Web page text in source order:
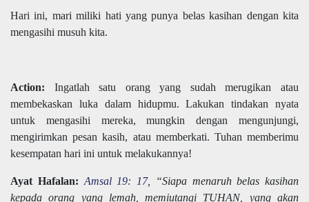
Hari ini, mari miliki hati yang punya belas kasihan dengan kita
mengasihi musuh kita.
Action: Ingatlah satu orang yang sudah merugikan atau
membekaskan luka dalam hidupmu. Lakukan tindakan nyata
untuk mengasihi mereka, mungkin dengan mengunjungi,
mengirimkan pesan kasih, atau memberkati. Tuhan memberimu
kesempatan hari ini untuk melakukannya!
Ayat Hafalan: Amsal 19: 17, “Siapa menaruh belas kasihan
kepada orang yang lemah, memiutangi TUHAN, yang akan